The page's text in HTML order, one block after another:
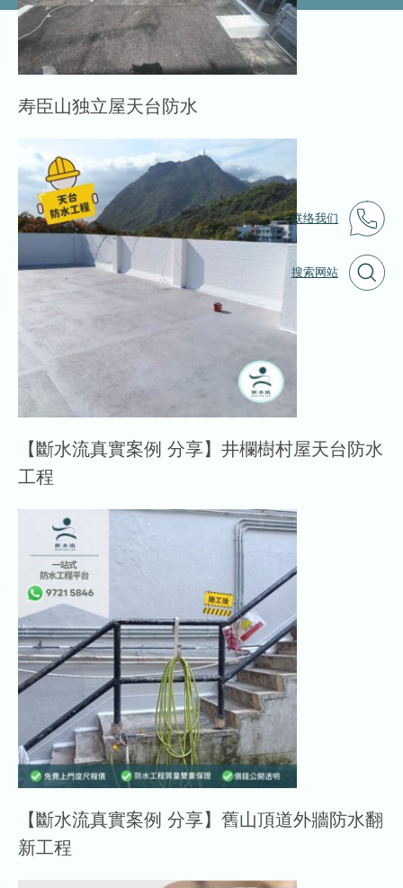
联络我们
搜索网站
寿臣山独立屋天台防水
【斷水流真實案例 分享】井欄樹村屋天台防水
工程
【斷水流真實案例 分享】舊山頂道外牆防水翻
新工程